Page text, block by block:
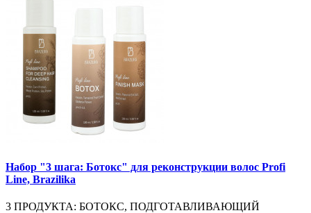
Набор "3 шага: Ботокс" для реконструкции волос Profi
Line, Brazilika
3 ПРОДУКТА: БОТОКС, ПОДГОТАВЛИВАЮЩИЙ